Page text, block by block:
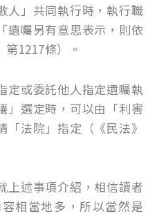
人」共同執行時，執行職
遺囑另有意思表示，則依
1217條）。
定或委託他人指定遺囑執
」選定時，可以由「利害
法院」指定（《民法》
上述事項介紹，相信讀者
相當地多，所以當然是